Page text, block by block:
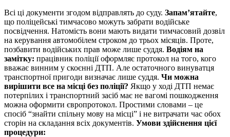
Всі ці документи згодом відправлять до суду. Запам’ятайте,
що поліцейські тимчасово можуть забрати водійське
посвідчення. Натомість вони мають видати тимчасовий дозвіл
на керування автомобілем строком до трьох місяців. Проте,
позбавити водійських прав може лише суддя. Водіям на
замітку: працівник поліції оформляє протокол на того, кого
вважає винним у скоєнні ДТП. Але остаточного винуватця
транспортної пригоди визначає лише суддя. Чи можна
вирішити все на місці без поліції? Якщо у ході ДТП немає
потерпілих і транспортний засіб має не вагомі пошкодження
можна оформити європротокол. Простими словами – це
спосіб “знайти спільну мову на місці” і не витрачати час обох
сторін на складання всіх документів. Умови здійснення цієї
процедури: